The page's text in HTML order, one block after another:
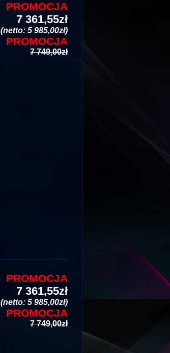
PROMOCJA
7 361,55zł
(netto: 5 985,00zł)
PROMOCJA
7 749,00zł
PROMOCJA
7 361,55zł
(netto: 5 985,00zł)
PROMOCJA
7 749,00zł